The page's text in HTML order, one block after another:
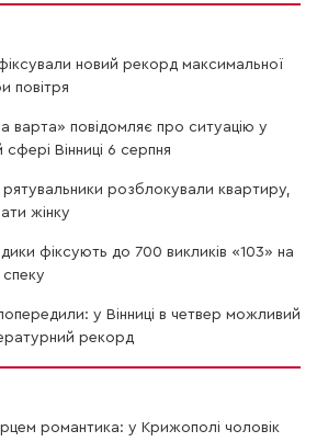
новий рекорд максимальної
повітря
варта» повідомляє про ситуацію у
сфері Вінниці 6 серпня
рятувальники розблокували квартиру,
жінку
фіксують до 700 викликів «103» на
у Вінниці в четвер можливий
рекорд
романтика: у Крижополі чоловік